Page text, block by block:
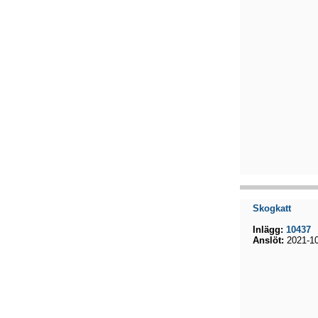
Skogkatt
Inlägg: 10437
Anslöt: 2021-